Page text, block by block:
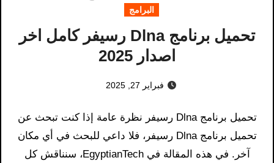
البرامج
تحميل برنامج Dlna رسيفر كامل اخر
اصدار 2025
فبراير 27, 2025
تحميل برنامج Dlna رسيفر​ نظرة عامة إذا كنت تبحث عن
تحميل برنامج Dlna رسيفر​، فلا داعي للبحث في أي مكان
آخر. في هذه المقالة في EgyptianTech، سنناقش كل